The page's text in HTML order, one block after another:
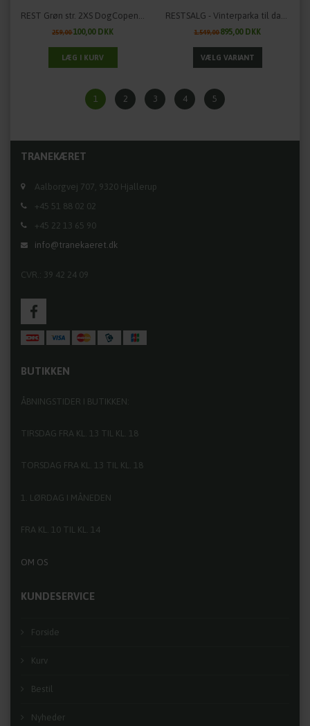
REST Grøn str. 2XS DogCopenhagen Walk Go - StepIn sele
259,00100,00 DKK
RESTSALG - Vinterparka til damer "Comoda" fra OWNEY Outdoor - flere farver
1.549,00895,00 DKK
1 2 3 4 5
TRANEKÆRET
Aalborgvej 707, 9320 Hjallerup
+45 51 88 02 02
+45 22 13 65 90
info@tranekaeret.dk
CVR.: 39 42 24 09
BUTIKKEN
ÅBNINGSTIDER I BUTIKKEN:
TIRSDAG FRA KL. 13 TIL KL. 18
TORSDAG FRA KL. 13 TIL KL. 18
1. LØRDAG I MÅNEDEN
FRA KL. 10 TIL KL. 14
OM OS
KUNDESERVICE
Forside
Kurv
Bestil
Nyheder